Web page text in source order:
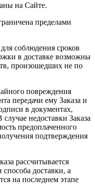
на Сайте.
пределами
соблюдения сроков
в доставке возможны
произошедших не по
повреждения
передачи ему Заказа и
в документах,
недоставки Заказа
предоплаченного
подтверждения
рассчитывается
доставки, а
на последнем этапе